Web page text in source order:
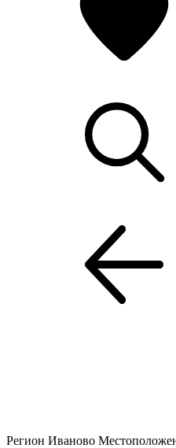
Регион Иваново